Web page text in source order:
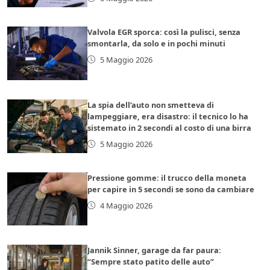
Valvola EGR sporca: così la pulisci, senza
smontarla, da solo e in pochi minuti
5 Maggio 2026
La spia dell’auto non smetteva di
lampeggiare, era disastro: il tecnico lo ha
sistemato in 2 secondi al costo di una birra
5 Maggio 2026
Pressione gomme: il trucco della moneta
per capire in 5 secondi se sono da cambiare
4 Maggio 2026
Jannik Sinner, garage da far paura:
“Sempre stato patito delle auto”